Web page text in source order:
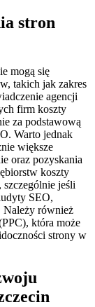
stron
mogą się
takich jak zakres
agencji
firm koszty
za podstawową
Warto jednak
większe
oraz pozyskania
koszty
jeśli
SEO,
Należy również
która może
strony w